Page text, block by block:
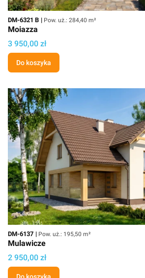
Kod
DM-6321 B Powierzchnia użytkowa
Pow. uż.: 284,40 m²
Moiazza
Cena
3 950,00 zł
Do koszyka
Kod
DM-6137 Powierzchnia użytkowa
Pow. uż.: 195,50 m²
Mulawicze
Cena
2 950,00 zł
Do koszyka